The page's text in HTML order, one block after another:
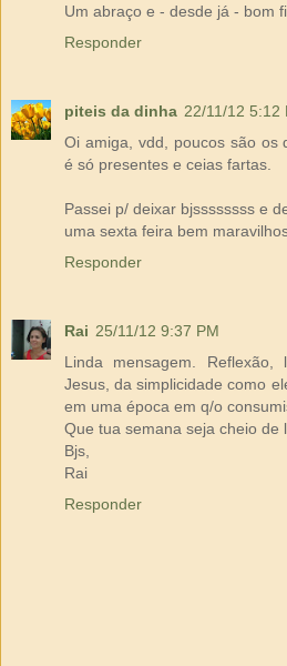
Um abraço e - desde já - bom
Responder
piteis da dinha 22/11/12 5:12
Oi amiga, vdd, poucos são os
é só presentes e ceias fartas.
Passei p/ deixar bjssssssss e
uma sexta feira bem
Responder
Rai 25/11/12 9:37 PM
Linda mensagem.
Jesus, da simplicidade como
em uma época em q/o
Que tua semana seja cheio de
Bjs,
Rai
Responder